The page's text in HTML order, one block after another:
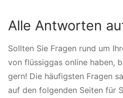
Alle Antworten
Sollten Sie Fragen rund um
von flüssiggas online haben,
gern! Die häufigsten Fragen
auf den folgenden Seiten für